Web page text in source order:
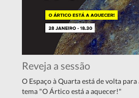
Reveja a sessão
O Espaço à Quarta está de volta para
tema "O Ártico está a aquecer!"